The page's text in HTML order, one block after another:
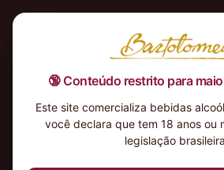
🔞 Conteúdo restrito para
Este site comercializa bebidas
você declara que tem 18 anos ou
legislação